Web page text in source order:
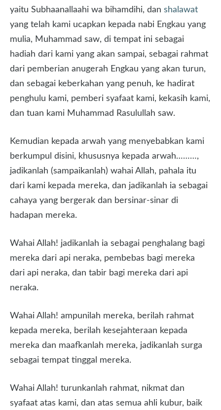
yaitu Subhaanallaahi wa bihamdihi, dan shalawat
yang telah kami ucapkan kepada nabi Engkau yang
mulia, Muhammad saw, di tempat ini sebagai
hadiah dari kami yang akan sampai, sebagai rahmat
dari pemberian anugerah Engkau yang akan turun,
dan sebagai keberkahan yang penuh, ke hadirat
penghulu kami, pemberi syafaat kami, kekasih kami,
dan tuan kami Muhammad Rasulullah saw.
Kemudian kepada arwah yang menyebabkan kami
berkumpul disini, khususnya kepada arwah………,
jadikanlah (sampaikanlah) wahai Allah, pahala itu
dari kami kepada mereka, dan jadikanlah ia sebagai
cahaya yang bergerak dan bersinar-sinar di
hadapan mereka.
Wahai Allah! jadikanlah ia sebagai penghalang bagi
mereka dari api neraka, pembebas bagi mereka
dari api neraka, dan tabir bagi mereka dari api
neraka.
Wahai Allah! ampunilah mereka, berilah rahmat
kepada mereka, berilah kesejahteraan kepada
mereka dan maafkanlah mereka, jadikanlah surga
sebagai tempat tinggal mereka.
Wahai Allah! turunkanlah rahmat, nikmat dan
syafaat atas kami, dan atas semua ahli kubur, baik